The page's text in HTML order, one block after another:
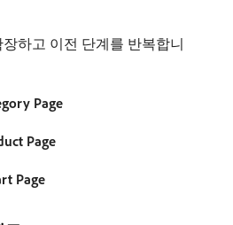
장하고 이전 단계를 반복합니
Page
Page
Page